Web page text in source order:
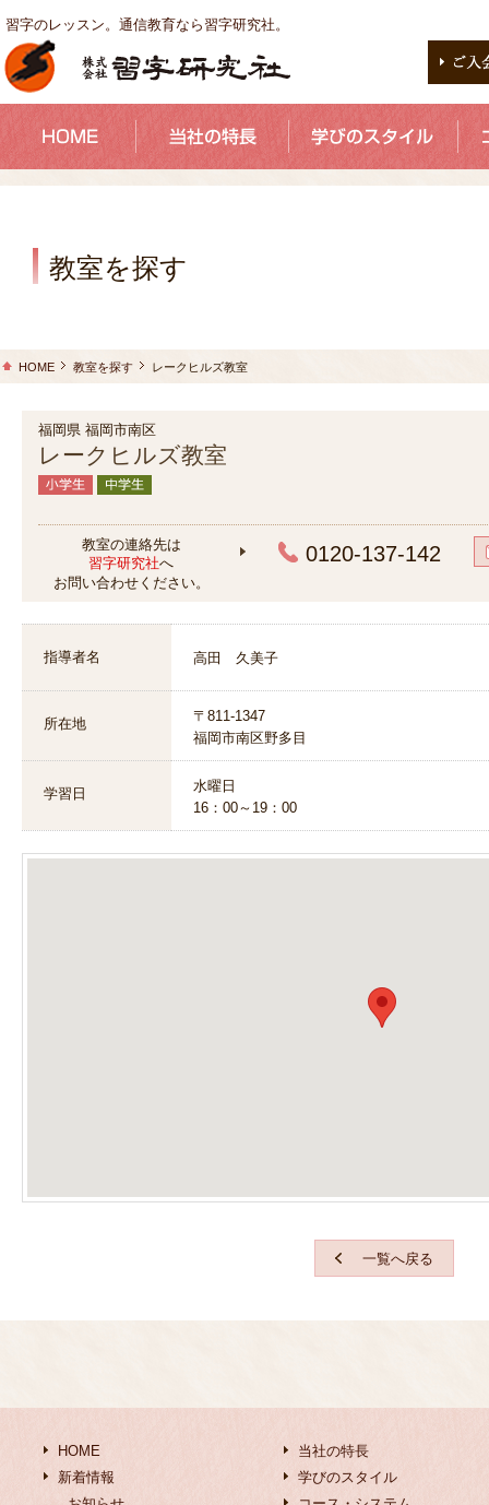
習字のレッスン。通信教育なら習字研究社。
教室を探す
HOME 教室を探す レークヒルズ教室
福岡県 福岡市南区
レークヒルズ教室
教室の連絡先は
習字研究社へ
お問い合わせください。
0120-137-142
指導者名 高田 久美子
所在地
〒811-1347
福岡市南区野多目
学習日
水曜日
16：00～19：00
一覧へ戻る
HOME
新着情報
当社の特長
学びのスタイル